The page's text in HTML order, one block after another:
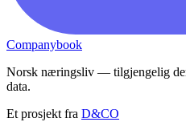
Companybook
Norsk næringsliv — tilgjengelig
data.
Et prosjekt fra D&CO